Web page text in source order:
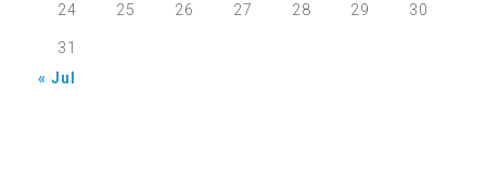
24 25 26 27 28 29 30
31
« Jul